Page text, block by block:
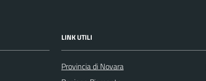
LINK UTILI
Provincia di Novara